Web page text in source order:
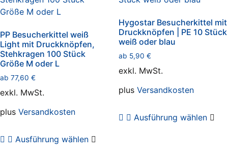
PP Besucherkittel weiß
Light mit Druckknöpfen,
Stehkragen 100 Stück
Größe M oder L
ab 77,60 €
exkl. MwSt.
plus Versandkosten
Ausführung wählen
Hygostar Besucherkittel mit
Druckknöpfen | PE 10 Stück
weiß oder blau
ab 5,90 €
exkl. MwSt.
plus Versandkosten
Ausführung wählen